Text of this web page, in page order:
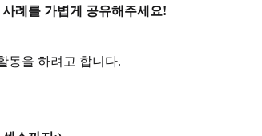
례를 가볍게 공유해주세요!
동을 하려고 합니다.